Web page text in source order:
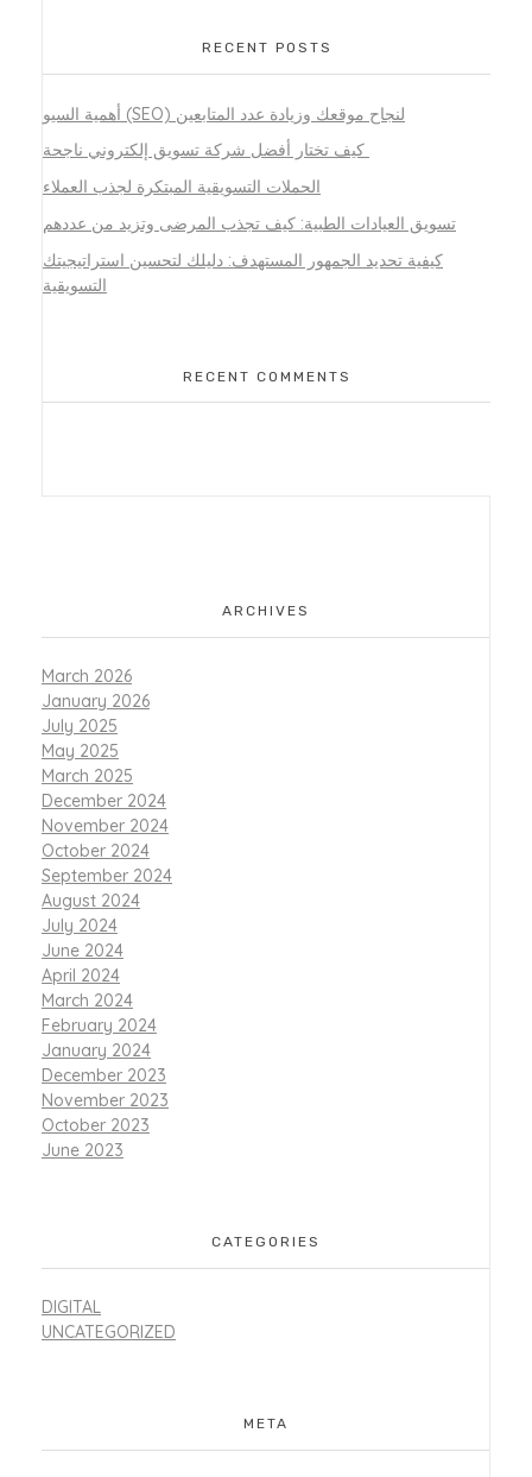
RECENT POSTS
أهمية السيو (SEO) لنجاح موقعك وزيادة عدد المتابعين
الحملات التسويقية المبتكرة لجذب العملاء
تسويق العيادات الطبية: كيف تجذب المرضى وتزيد من عددهم
كيفية تحديد الجمهور المستهدف: دليلك لتحسين استراتيجيتك
التسويقية
RECENT COMMENTS
ARCHIVES
March 2026
January 2026
July 2025
May 2025
March 2025
December 2024
November 2024
October 2024
September 2024
August 2024
July 2024
June 2024
April 2024
March 2024
February 2024
January 2024
December 2023
November 2023
October 2023
June 2023
CATEGORIES
DIGITAL
UNCATEGORIZED
META